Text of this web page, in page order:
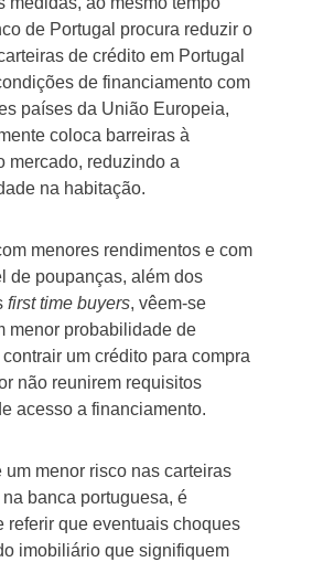
de Portugal procura reduzir o
de crédito em Portugal
de financiamento com
países da União Europeia,
coloca barreiras à
mercado, reduzindo a
na habitação.
menores rendimentos e com
de poupanças, além dos
first time buyers, vêem-se
menor probabilidade de
um crédito para compra
não reunirem requisitos
acesso a financiamento.
um menor risco nas carteiras
banca portuguesa, é
referir que eventuais choques
imobiliário que signifiquem